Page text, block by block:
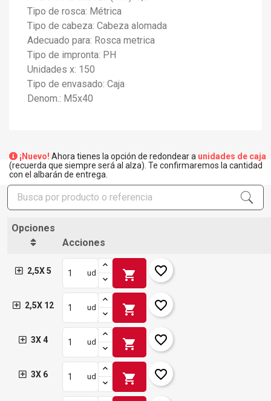
Tipo de rosca: Métrica
Tipo de cabeza: Cabeza alomada
Adecuado para: Rosca metrica
Tipo de impronta: PH
Unidades x: 150
Tipo de envasado: Caja
Denom.: M5x40
¡Nuevo! Ahora tienes la opción de redondear a unidades de caja
(recuerda que siempre será al alza). Te confirmaremos la cantidad
con el albarán de entrega.
Opciones
Acciones
2,5X 5 ud shopping_cart favorite_border
2,5X 12 ud shopping_cart favorite_border
3X 4 ud shopping_cart favorite_border
3X 6 ud shopping_cart favorite_border